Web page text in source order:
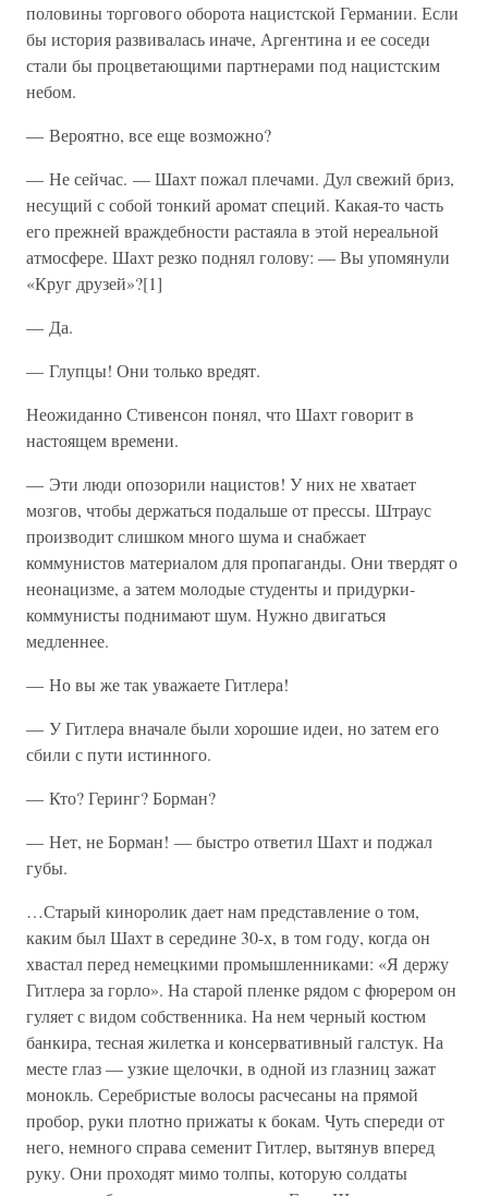
половины торгового оборота нацистской Германии. Если
бы история развивалась иначе, Аргентина и ее соседи
стали бы процветающими партнерами под нацистским
небом.
— Вероятно, все еще возможно?
— Не сейчас. — Шахт пожал плечами. Дул свежий бриз,
несущий с собой тонкий аромат специй. Какая-то часть
его прежней враждебности растаяла в этой нереальной
атмосфере. Шахт резко поднял голову: — Вы упомянули
«Круг друзей»?[1]
— Да.
— Глупцы! Они только вредят.
Неожиданно Стивенсон понял, что Шахт говорит в
настоящем времени.
— Эти люди опозорили нацистов! У них не хватает
мозгов, чтобы держаться подальше от прессы. Штраус
производит слишком много шума и снабжает
коммунистов материалом для пропаганды. Они твердят о
неонацизме, а затем молодые студенты и придурки-
коммунисты поднимают шум. Нужно двигаться
медленнее.
— Но вы же так уважаете Гитлера!
— У Гитлера вначале были хорошие идеи, но затем его
сбили с пути истинного.
— Кто? Геринг? Борман?
— Нет, не Борман! — быстро ответил Шахт и поджал
губы.
…Старый киноролик дает нам представление о том,
каким был Шахт в середине 30-х, в том году, когда он
хвастал перед немецкими промышленниками: «Я держу
Гитлера за горло». На старой пленке рядом с фюрером он
гуляет с видом собственника. На нем черный костюм
банкира, тесная жилетка и консервативный галстук. На
месте глаз — узкие щелочки, в одной из глазниц зажат
монокль. Серебристые волосы расчесаны на прямой
пробор, руки плотно прижаты к бокам. Чуть спереди от
него, немного справа семенит Гитлер, вытянув вперед
руку. Они проходят мимо толпы, которую солдаты